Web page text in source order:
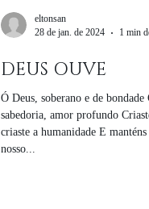
eltonsan
28 de jan. de 2024
1 min
DEUS OUVE
Ó Deus, soberano e de bondade
sabedoria, amor profundo
criaste a humanidade E
nosso...